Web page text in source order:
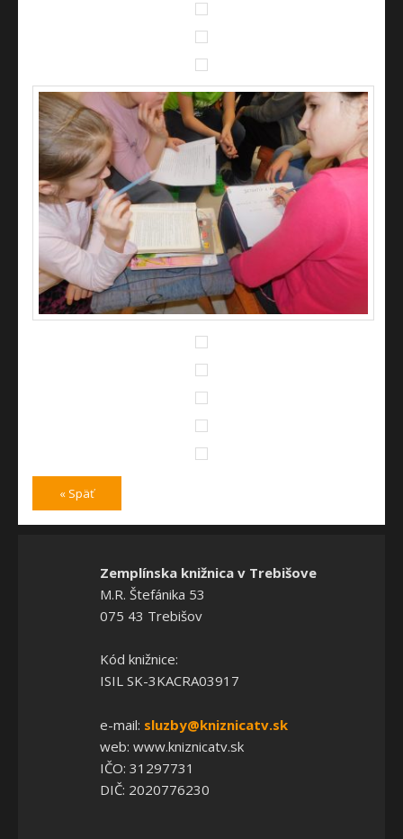
« Späť
Zemplínska knižnica v Trebišove
M.R. Štefánika 53
075 43 Trebišov
Kód knižnice:
ISIL SK-3KACRA03917
e-mail: sluzby@kniznicatv.sk
web: www.kniznicatv.sk
IČO: 31297731
DIČ: 2020776230